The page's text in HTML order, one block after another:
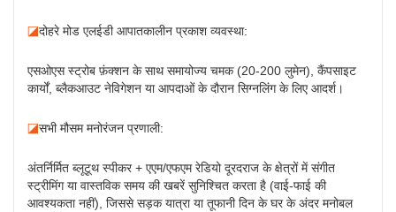
◪दोहरे मोड एलईडी आपातकालीन प्रकाश व्यवस्था:
एसओएस स्ट्रोब फ़ंक्शन के साथ समायोज्य चमक (20-200 लुमेन), कैंपसाइट
कार्यों, ब्लैकआउट नेविगेशन या आपदाओं के दौरान सिग्नलिंग के लिए आदर्श।
◪सभी मौसम मनोरंजन प्रणाली:
अंतर्निर्मित ब्लूटूथ स्पीकर + एएम/एफएम रेडियो दूरदराज के क्षेत्रों में संगीत
स्ट्रीमिंग या वास्तविक समय की खबरें सुनिश्चित करता है (वाई-फाई की
आवश्यकता नहीं), जिससे सड़क यात्रा या तूफानी दिन के घर के अंदर मनोबल